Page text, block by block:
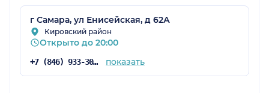
г Самара, ул Енисейская, д 62А
Кировский район
Открыто до 20:00
+7 (846) 933-30-30 показать